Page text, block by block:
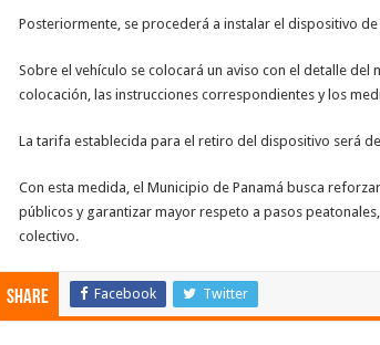
Posteriormente, se procederá a instalar el dispositivo
Sobre el vehículo se colocará un aviso con el detalle
colocación, las instrucciones correspondientes y los
La tarifa establecida para el retiro del dispositivo será
Con esta medida, el Municipio de Panamá busca
públicos y garantizar mayor respeto a pasos
colectivo.
Share Facebook Twitter